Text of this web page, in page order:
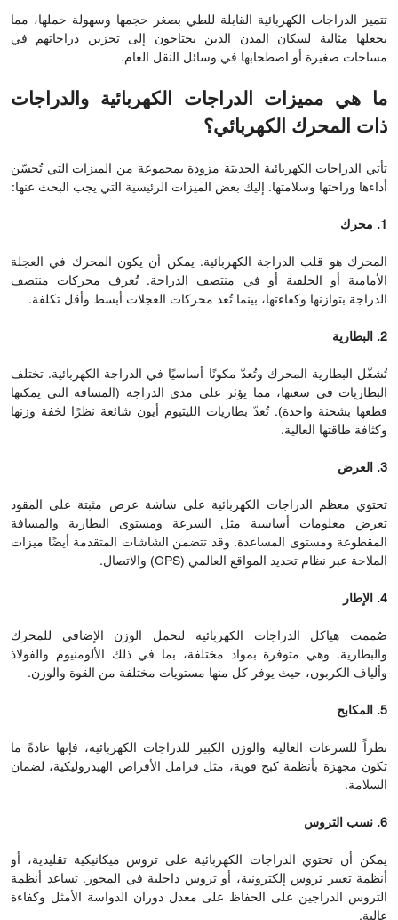
تتميز الدراجات الكهربائية القابلة للطي بصغر حجمها وسهولة حملها، مما
يجعلها مثالية لسكان المدن الذين يحتاجون إلى تخزين دراجاتهم في
مساحات صغيرة أو اصطحابها في وسائل النقل العام.
ما هي مميزات الدراجات الكهربائية والدراجات
ذات المحرك الكهربائي؟
تأتي الدراجات الكهربائية الحديثة مزودة بمجموعة من الميزات التي تُحسّن
أداءها وراحتها وسلامتها. إليك بعض الميزات الرئيسية التي يجب البحث عنها:
1. محرك
المحرك هو قلب الدراجة الكهربائية. يمكن أن يكون المحرك في العجلة
الأمامية أو الخلفية أو في منتصف الدراجة. تُعرف محركات منتصف
الدراجة بتوازنها وكفاءتها، بينما تُعد محركات العجلات أبسط وأقل تكلفة.
2. البطارية
تُشغّل البطارية المحرك وتُعدّ مكونًا أساسيًا في الدراجة الكهربائية. تختلف
البطاريات في سعتها، مما يؤثر على مدى الدراجة (المسافة التي يمكنها
قطعها بشحنة واحدة). تُعدّ بطاريات الليثيوم أيون شائعة نظرًا لخفة وزنها
وكثافة طاقتها العالية.
3. العرض
تحتوي معظم الدراجات الكهربائية على شاشة عرض مثبتة على المقود
تعرض معلومات أساسية مثل السرعة ومستوى البطارية والمسافة
المقطوعة ومستوى المساعدة. وقد تتضمن الشاشات المتقدمة أيضًا ميزات
الملاحة عبر نظام تحديد المواقع العالمي (GPS) والاتصال.
4. الإطار
صُممت هياكل الدراجات الكهربائية لتحمل الوزن الإضافي للمحرك
والبطارية. وهي متوفرة بمواد مختلفة، بما في ذلك الألومنيوم والفولاذ
وألياف الكربون، حيث يوفر كل منها مستويات مختلفة من القوة والوزن.
5. المكابح
نظراً للسرعات العالية والوزن الكبير للدراجات الكهربائية، فإنها عادةً ما
تكون مجهزة بأنظمة كبح قوية، مثل فرامل الأقراص الهيدروليكية، لضمان
السلامة.
6. نسب التروس
يمكن أن تحتوي الدراجات الكهربائية على تروس ميكانيكية تقليدية، أو
أنظمة تغيير تروس إلكترونية، أو تروس داخلية في المحور. تساعد أنظمة
التروس الدراجين على الحفاظ على معدل دوران الدواسة الأمثل وكفاءة
عالية.